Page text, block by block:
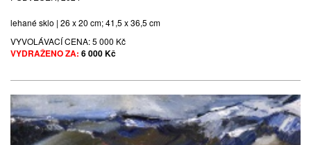
lehané sklo | 26 x 20 cm; 41,5 x 36,5 cm
VYVOLÁVACÍ CENA:5 000 Kč
VYDRAŽENO ZA: 6 000 Kč